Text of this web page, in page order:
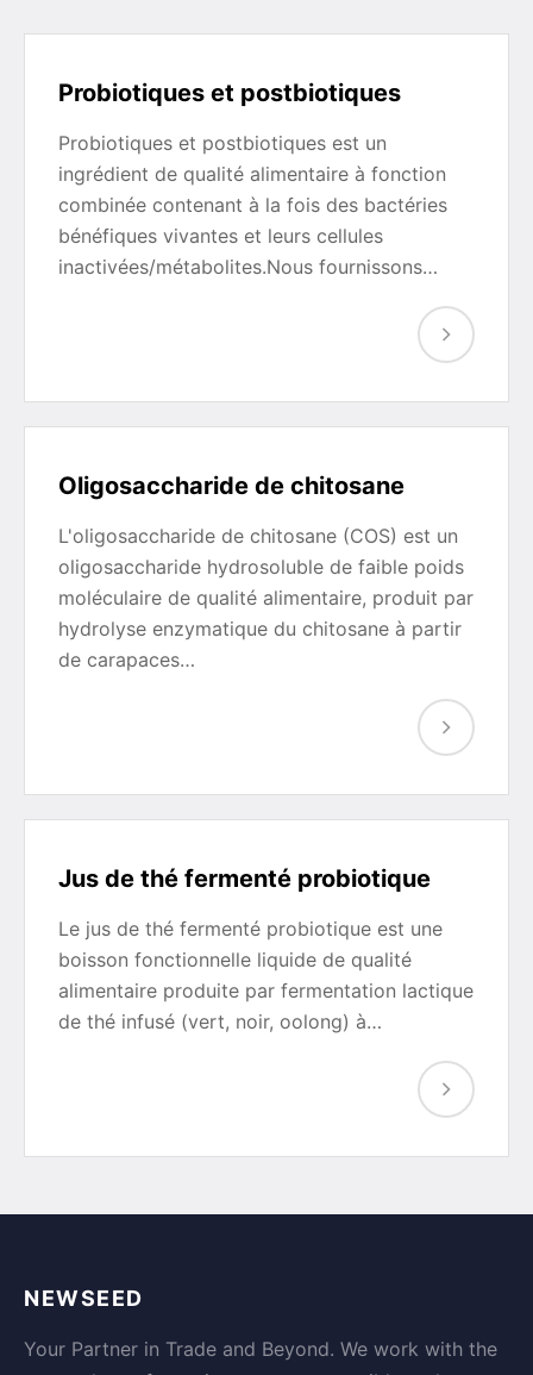
Probiotiques et postbiotiques
Probiotiques et postbiotiques est un
ingrédient de qualité alimentaire à fonction
combinée contenant à la fois des bactéries
bénéfiques vivantes et leurs cellules
inactivées/métabolites.Nous fournissons…
Oligosaccharide de chitosane
L'oligosaccharide de chitosane (COS) est un
oligosaccharide hydrosoluble de faible poids
moléculaire de qualité alimentaire, produit par
hydrolyse enzymatique du chitosane à partir
de carapaces…
Jus de thé fermenté probiotique
Le jus de thé fermenté probiotique est une
boisson fonctionnelle liquide de qualité
alimentaire produite par fermentation lactique
de thé infusé (vert, noir, oolong) à…
NEWSEED
Your Partner in Trade and Beyond. We work with the